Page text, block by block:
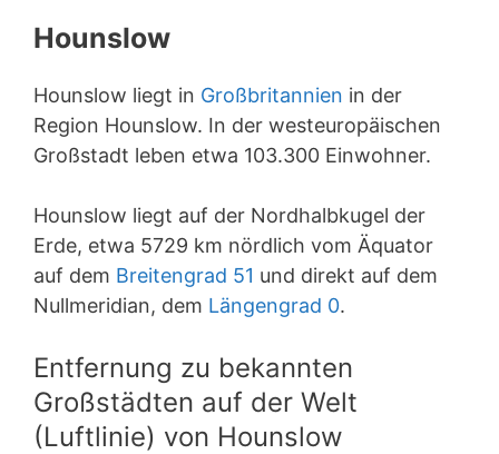
Hounslow
Hounslow liegt in Großbritannien in der
Region Hounslow. In der westeuropäischen
Großstadt leben etwa 103.300 Einwohner.
Hounslow liegt auf der Nordhalbkugel der
Erde, etwa 5729 km nördlich vom Äquator
auf dem Breitengrad 51 und direkt auf dem
Nullmeridian, dem Längengrad 0.
Entfernung zu bekannten
Großstädten auf der Welt
(Luftlinie) von Hounslow